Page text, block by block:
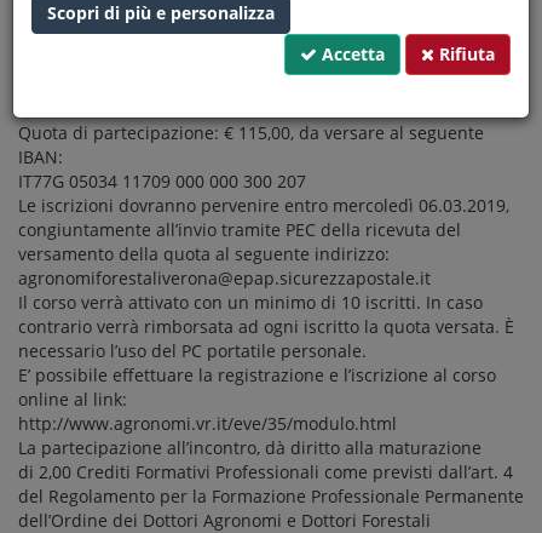
Scopri di più e personalizza
Accetta
Rifiuta
Settore: Topografia, cartografia e disegno - sistemi di elaborazione
delle informazioni
Quota di partecipazione: € 115,00, da versare al seguente
IBAN:
IT77G 05034 11709 000 000 300 207
Le iscrizioni dovranno pervenire entro mercoledì 06.03.2019,
congiuntamente all’invio tramite PEC della ricevuta del
versamento della quota al seguente indirizzo:
agronomiforestaliverona@epap.sicurezzapostale.it
Il corso verrà attivato con un minimo di 10 iscritti. In caso
contrario verrà rimborsata ad ogni iscritto la quota versata. È
necessario l’uso del PC portatile personale.
E’ possibile effettuare la registrazione e l’iscrizione al corso
online al link:
http://www.agronomi.vr.it/eve/35/modulo.html
La partecipazione all’incontro, dà diritto alla maturazione
di 2,00 Crediti Formativi Professionali come previsti dall’art. 4
del Regolamento per la Formazione Professionale Permanente
dell’Ordine dei Dottori Agronomi e Dottori Forestali